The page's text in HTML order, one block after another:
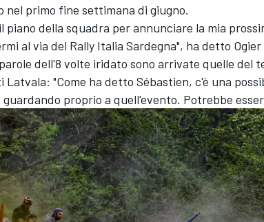
nel primo fine settimana di giugno.
piano della squadra per annunciare la mia
al via del Rally Italia Sardegna", ha detto
dell'8 volte iridato sono arrivate quelle del
Latvala: "Come ha detto Sébastien, c'è una
proprio a quell'evento. Potrebbe